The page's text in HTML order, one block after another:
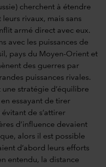
cherchent à étendre
rivaux, mais sans
armé direct avec eux.
avec les puissances de
pays du Moyen-Orient et
des guerres par
puissances rivales.
stratégie d’équilibre
essayant de tirer
de s’attirer
d’influence devaient
alors il est possible
d’abord leurs efforts
entendu, la distance